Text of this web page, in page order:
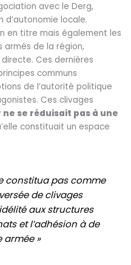
avec le Derg,
d’autonomie locale.
en titre mais également les
armés de la région,
Ces dernières
communs
de l’autorité politique
Ces clivages
se réduisait pas à une
constituait un espace
constitua pas comme
de clivages
aux structures
et l’adhésion à de
armée »